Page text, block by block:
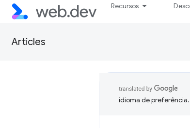
Recursos
Articles
idioma de